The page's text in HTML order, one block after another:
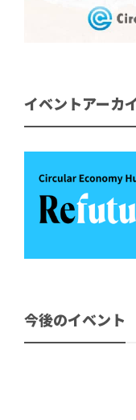
イベントアーカ
今後のイベント